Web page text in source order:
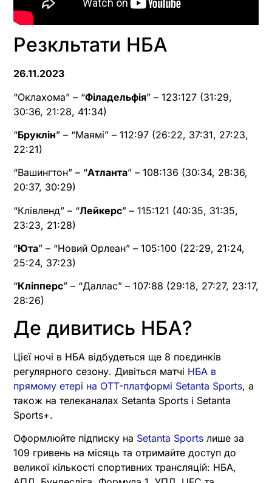
Резкльтати НБА
26.11.2023
“Оклахома” – “Філадельфія” – 123:127 (31:29,
30:36, 21:28, 41:34)
“Бруклін” – “Маямі” – 112:97 (26:22, 37:31, 27:23,
22:21)
“Вашингтон” – “Атланта” – 108:136 (30:34, 28:36,
20:37, 30:29)
“Клівленд” – “Лейкерс” – 115:121 (40:35, 31:35,
23:23, 21:28)
“Юта” – “Новий Орлеан” – 105:100 (22:29, 21:24,
25:24, 37:23)
“Кліпперс” – “Даллас” – 107:88 (29:18, 27:27, 23:17,
28:26)
Де дивитись НБА?
Цієї ночі в НБА відбудеться ще 8 поєдинків
регулярного сезону. Дивіться матчі НБА в
прямому етері на OTT-платформі Setanta Sports, а
також на телеканалах Setanta Sports і Setanta
Sports+.
Оформлюйте підписку на Setanta Sports лише за
109 гривень на місяць та отримайте доступ до
великої кількості спортивних трансляцій: НБА,